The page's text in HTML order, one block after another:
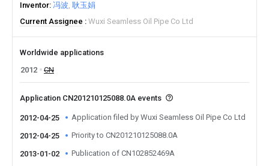
Inventor 冯波 耿玉娟
Current Assignee
Wuxi Seamless Oil Pipe Co Ltd
Worldwide applications
2012
CN
Application CN201210125088.0A events
2012-04-25 Application filed by Wuxi Seamless Oil Pipe Co Ltd
2012-04-25 Priority to CN201210125088.0A
2013-01-02 Publication of CN102852469A